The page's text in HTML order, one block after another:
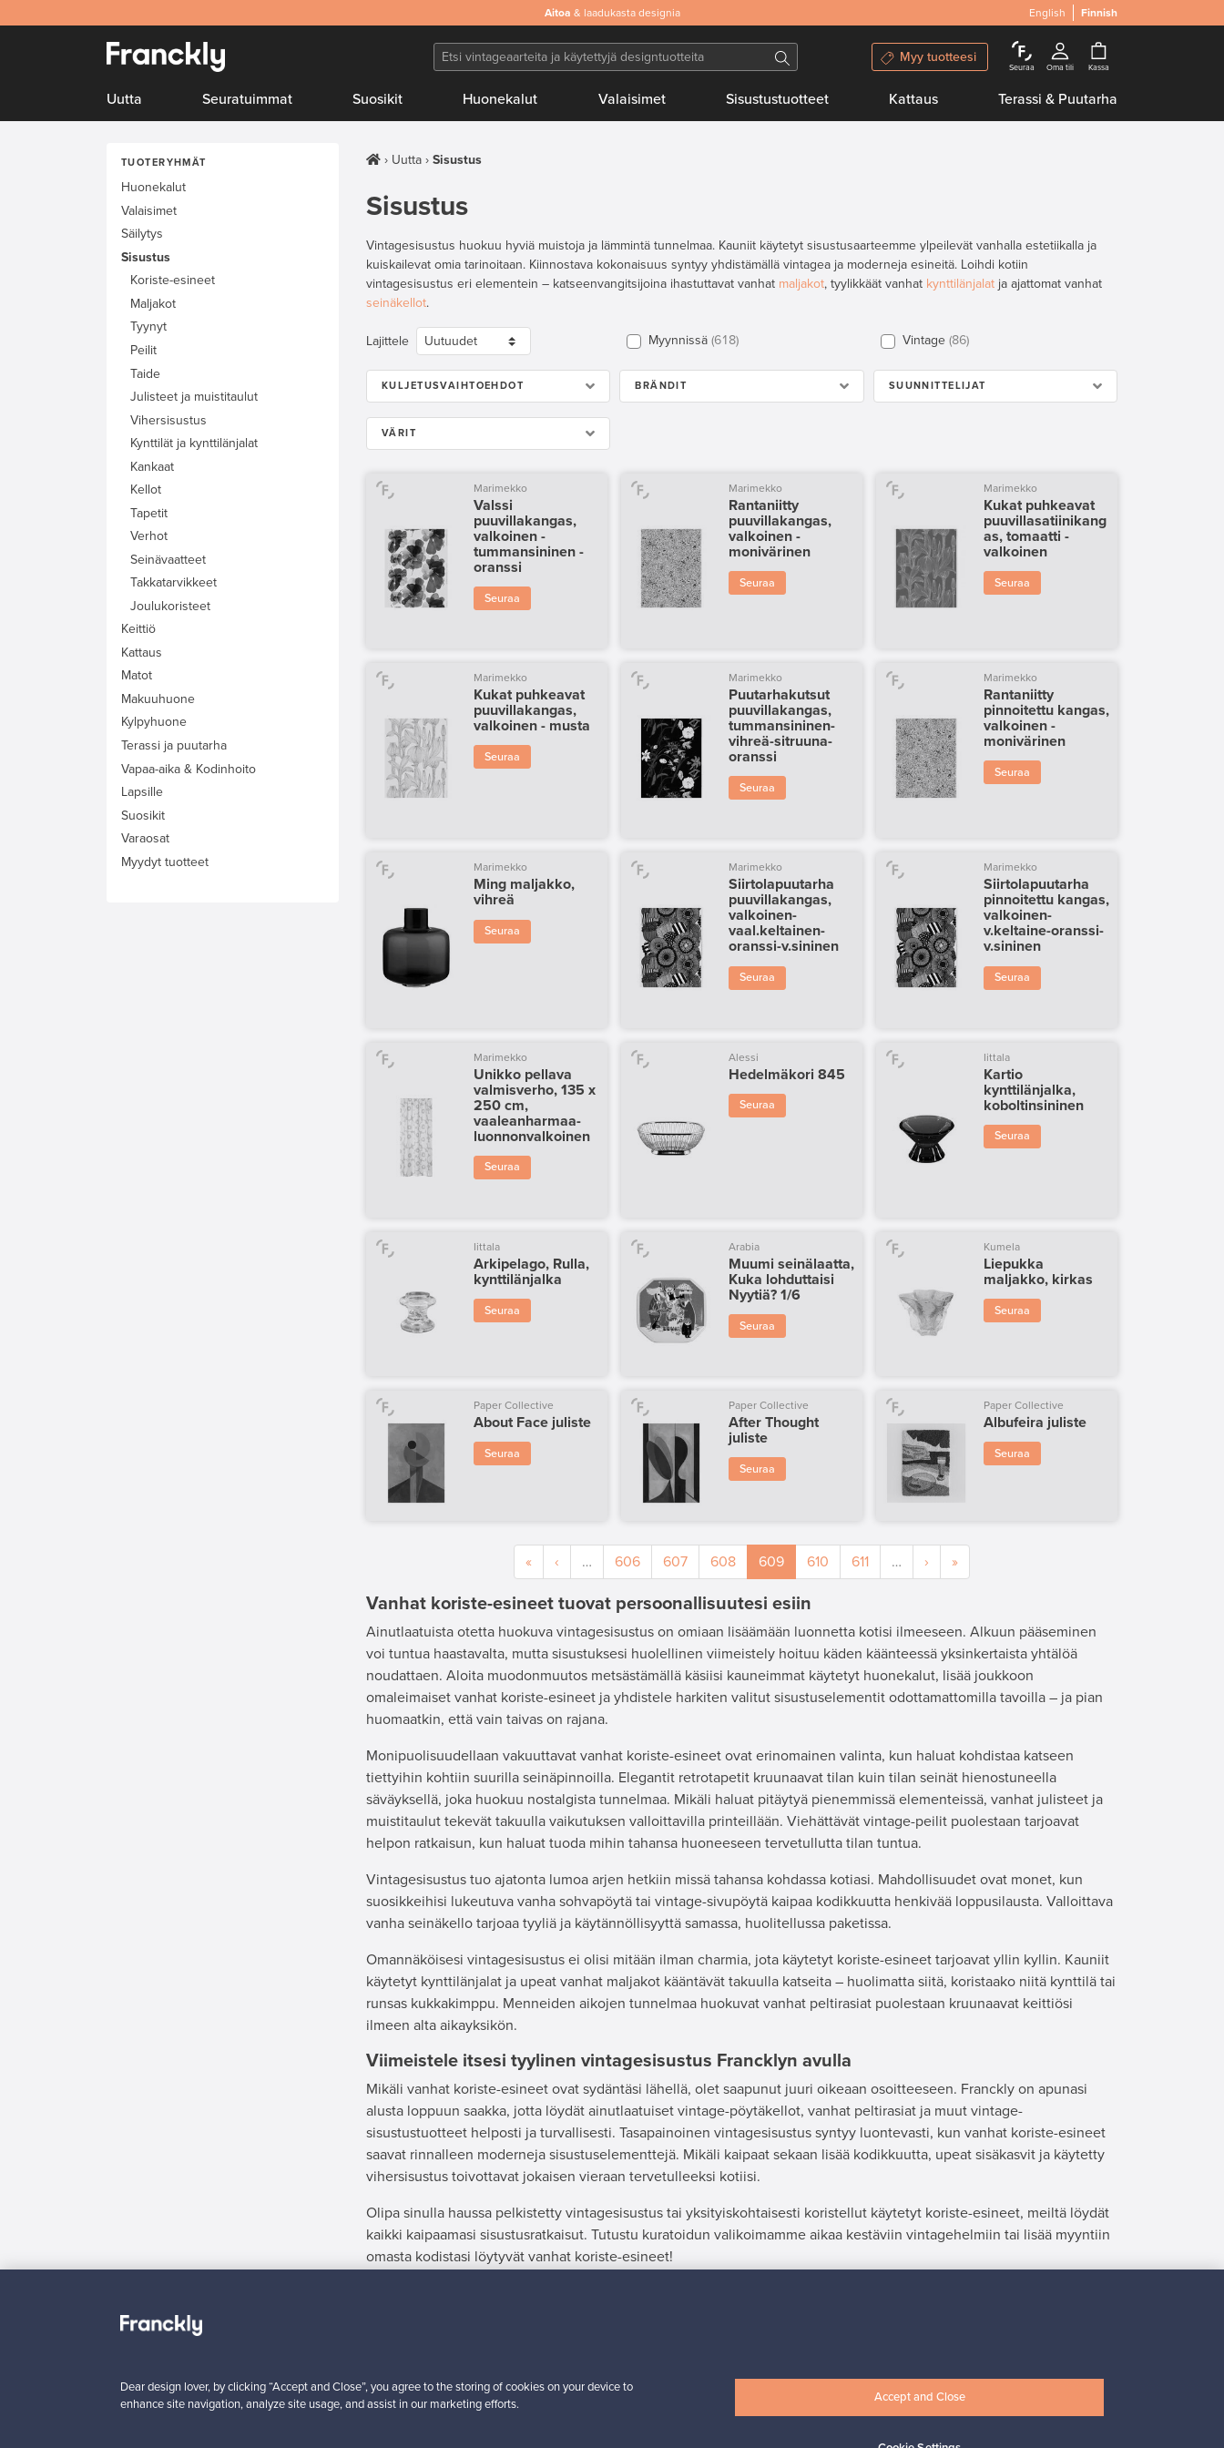
Aitoa & laadukasta designia English Finnish
Myy tuotteesi
Seuraa Oma tili Kassa
Uutta Seuratuimmat Suosikit Huonekalut Valaisimet Sisustustuotteet Kattaus Terassi & Puutarha
TUOTERYHMÄT
Huonekalut
Valaisimet
Säilytys
Sisustus
Koriste-esineet
Maljakot
Tyynyt
Peilit
Taide
Julisteet ja muistitaulut
Vihersisustus
Kynttilät ja kynttilänjalat
Kankaat
Kellot
Tapetit
Verhot
Seinävaatteet
Takkatarvikkeet
Joulukoristeet
Keittiö
Kattaus
Matot
Makuuhuone
Kylpyhuone
Terassi ja puutarha
Vapaa-aika & Kodinhoito
Lapsille
Suosikit
Varaosat
Myydyt tuotteet
Uutta Sisustus
Sisustus
Vintagesisustus huokuu hyviä muistoja ja lämmintä tunnelmaa. Kauniit käytetyt sisustusaarteemme ylpeilevät vanhalla estetiikalla ja
kuiskailevat omia tarinoitaan. Kiinnostava kokonaisuus syntyy yhdistämällä vintagea ja moderneja esineitä. Loihdi kotiin
vintagesisustus eri elementein – katseenvangitsijoina ihastuttavat vanhat maljakot, tyylikkäät vanhat kynttilänjalat ja ajattomat vanhat
seinäkellot.
Lajittele Myynnissä 618 Vintage 86
KULJETUSVAIHTOEHDOT BRÄNDIT SUUNNITTELIJAT
VÄRIT
Marimekko
Valssi
puuvillakangas,
valkoinen -
tummansininen -
oranssi
Seuraa
Marimekko
Rantaniitty
puuvillakangas,
valkoinen -
monivärinen
Seuraa
Marimekko
Kukat puhkeavat
puuvillasatiinikang
as, tomaatti -
valkoinen
Seuraa
Marimekko
Kukat puhkeavat
puuvillakangas,
valkoinen - musta
Seuraa
Marimekko
Puutarhakutsut
puuvillakangas,
tummansininen-
vihreä-sitruuna-
oranssi
Seuraa
Marimekko
Rantaniitty
pinnoitettu kangas,
valkoinen -
monivärinen
Seuraa
Marimekko
Ming maljakko,
vihreä
Seuraa
Marimekko
Siirtolapuutarha
puuvillakangas,
valkoinen-
vaal.keltainen-
oranssi-v.sininen
Seuraa
Marimekko
Siirtolapuutarha
pinnoitettu kangas,
valkoinen-
v.keltaine-oranssi-
v.sininen
Seuraa
Marimekko
Unikko pellava
valmisverho, 135 x
250 cm,
vaaleanharmaa-
luonnonvalkoinen
Seuraa
Alessi
Hedelmäkori 845
Seuraa
Iittala
Kartio
kynttilänjalka,
koboltinsininen
Seuraa
Iittala
Arkipelago, Rulla,
kynttilänjalka
Seuraa
Arabia
Muumi seinälaatta,
Kuka lohduttaisi
Nyytiä? 1/6
Seuraa
Kumela
Liepukka
maljakko, kirkas
Seuraa
Paper Collective
About Face juliste
Seuraa
Paper Collective
After Thought
juliste
Seuraa
Paper Collective
Albufeira juliste
Seuraa
« ‹ … 606 607 608 609 610 611 … › »
Vanhat koriste-esineet tuovat persoonallisuutesi esiin
Ainutlaatuista otetta huokuva vintagesisustus on omiaan lisäämään luonnetta kotisi ilmeeseen. Alkuun pääseminen
voi tuntua haastavalta, mutta sisustuksesi huolellinen viimeistely hoituu käden käänteessä yksinkertaista yhtälöä
noudattaen. Aloita muodonmuutos metsästämällä käsiisi kauneimmat käytetyt huonekalut, lisää joukkoon
omaleimaiset vanhat koriste-esineet ja yhdistele harkiten valitut sisustuselementit odottamattomilla tavoilla – ja pian
huomaatkin, että vain taivas on rajana.
Monipuolisuudellaan vakuuttavat vanhat koriste-esineet ovat erinomainen valinta, kun haluat kohdistaa katseen
tiettyihin kohtiin suurilla seinäpinnoilla. Elegantit retrotapetit kruunaavat tilan kuin tilan seinät hienostuneella
säväyksellä, joka huokuu nostalgista tunnelmaa. Mikäli haluat pitäytyä pienemmissä elementeissä, vanhat julisteet ja
muistitaulut tekevät takuulla vaikutuksen valloittavilla printeillään. Viehättävät vintage-peilit puolestaan tarjoavat
helpon ratkaisun, kun haluat tuoda mihin tahansa huoneeseen tervetullutta tilan tuntua.
Vintagesisustus tuo ajatonta lumoa arjen hetkiin missä tahansa kohdassa kotiasi. Mahdollisuudet ovat monet, kun
suosikkeihisi lukeutuva vanha sohvapöytä tai vintage-sivupöytä kaipaa kodikkuutta henkivää loppusilausta. Valloittava
vanha seinäkello tarjoaa tyyliä ja käytännöllisyyttä samassa, huolitellussa paketissa.
Omannäköisesi vintagesisustus ei olisi mitään ilman charmia, jota käytetyt koriste-esineet tarjoavat yllin kyllin. Kauniit
käytetyt kynttilänjalat ja upeat vanhat maljakot kääntävät takuulla katseita – huolimatta siitä, koristaako niitä kynttilä tai
runsas kukkakimppu. Menneiden aikojen tunnelmaa huokuvat vanhat peltirasiat puolestaan kruunaavat keittiösi
ilmeen alta aikayksikön.
Viimeistele itsesi tyylinen vintagesisustus Francklyn avulla
Mikäli vanhat koriste-esineet ovat sydäntäsi lähellä, olet saapunut juuri oikeaan osoitteeseen. Franckly on apunasi
alusta loppuun saakka, jotta löydät ainutlaatuiset vintage-pöytäkellot, vanhat peltirasiat ja muut vintage-
sisustustuotteet helposti ja turvallisesti. Tasapainoinen vintagesisustus syntyy luontevasti, kun vanhat koriste-esineet
saavat rinnalleen moderneja sisustuselementtejä. Mikäli kaipaat sekaan lisää kodikkuutta, upeat sisäkasvit ja käytetty
vihersisustus toivottavat jokaisen vieraan tervetulleeksi kotiisi.
Olipa sinulla haussa pelkistetty vintagesisustus tai yksityiskohtaisesti koristellut käytetyt koriste-esineet, meiltä löydät
kaikki kaipaamasi sisustusratkaisut. Tutustu kuratoidun valikoimamme aikaa kestäviin vintagehelmiin tai lisää myyntiin
omasta kodistasi löytyvät vanhat koriste-esineet!
Dear design lover, by clicking “Accept and Close”, you agree to the storing of cookies on your device to
enhance site navigation, analyze site usage, and assist in our marketing efforts.
Accept and Close